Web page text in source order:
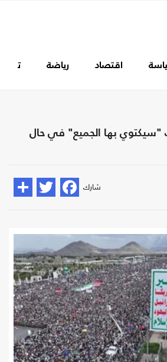
اقتصاد رياضة
"سيكتوي بها الجميع" في حال
شارك